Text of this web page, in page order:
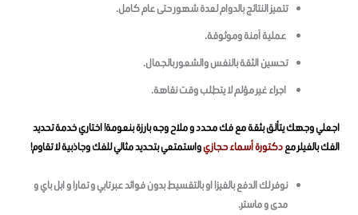
تتميز النتائج بالدوام لعدة شهور حتى عام كامل.
عملية آمنة وموثوقة.
تحسين الثقة بالنفس والشعور بالجمال.
اجراء غير مؤلم لا يتطلب وقت نقاهة.
اجعلي وجهك يتألق بثقة مع فك محدد و ملاح وجه بارزة بنعومة! اختاري خدمة تحديد
الفك بالفيلر معدكتورة أسماء حجازيواستمتعي بتحديد مثالي للفك وجاذبية لا تقاوم!
نوفر لك الدفع بالفيزا او بالتقسيط بدون فوائد عبر تابي و تمارا و ابل باي و
مدى و ماستر.